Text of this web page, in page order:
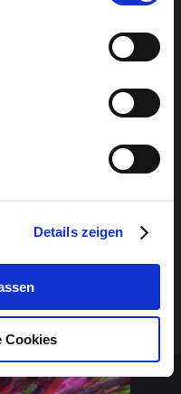
Details zeigen
Cookies